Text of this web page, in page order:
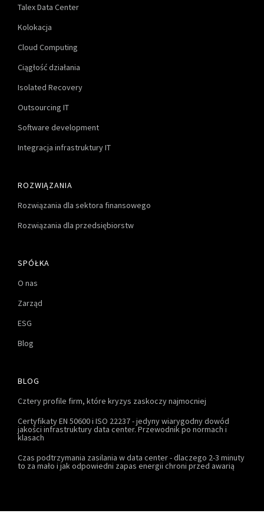
Talex Data Center
Kolokacja
Cloud Computing
Ciągłość działania
Isolated Recovery
Outsourcing IT
Software development
Integracja infrastruktury IT
ROZWIĄZANIA
Rozwiązania dla sektora finansowego
Rozwiązania dla przedsiębiorstw
SPÓŁKA
O nas
Zarząd
ESG
Blog
BLOG
Cztery profile firm, które kryzys zaskoczy najmocniej
Certyfikaty EN 50600 i ISO 22237 - jedyny wiarygodny dowód
jakości infrastruktury data center. Przewodnik po normach i
klasach
Czas podtrzymania zasilania w data center - dlaczego 2-3 minuty
to za mało i jak odpowiedni zapas energii chroni przed awarią